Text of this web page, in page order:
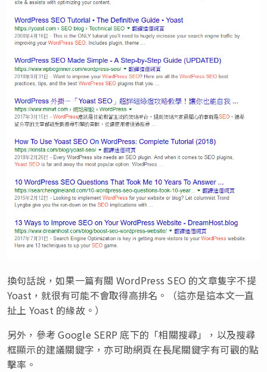
換句話說，如果一篇有關 WordPress SEO 的文章隻字不提
Yoast，就很有可能不會取得高排名。（這亦是這本文一直
扯上 Yoast 的緣故。）
另外，參考 Google SERP 底下的「相關搜尋」，以及搜尋
框顯示的建議關鍵字，亦可助網頁在長尾關鍵字有可觀的點
擊率。